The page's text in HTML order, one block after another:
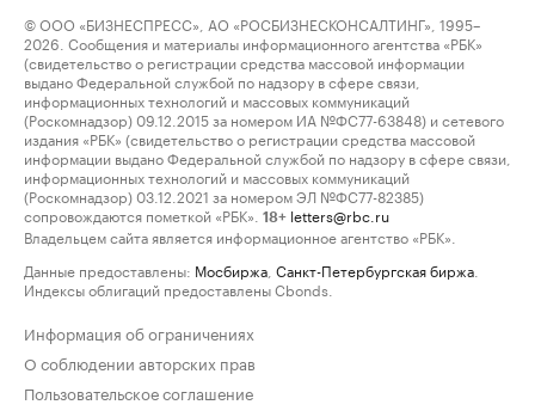
© ООО «БИЗНЕСПРЕСС», АО «РОСБИЗНЕСКОНСАЛТИНГ», 1995–
2026. Сообщения и материалы информационного агентства «РБК»
(свидетельство о регистрации средства массовой информации
выдано Федеральной службой по надзору в сфере связи,
информационных технологий и массовых коммуникаций
(Роскомнадзор) 09.12.2015 за номером ИА №ФС77-63848) и сетевого
издания «РБК» (свидетельство о регистрации средства массовой
информации выдано Федеральной службой по надзору в сфере связи,
информационных технологий и массовых коммуникаций
(Роскомнадзор) 03.12.2021 за номером ЭЛ №ФС77-82385)
сопровождаются пометкой «РБК».
18+ letters@rbc.ru
Владельцем сайта является информационное агентство «РБК».
Данные предоставлены: Мосбиржа Санкт-Петербургская биржа
Индексы облигаций предоставлены Cbonds.
Информация об ограничениях
О соблюдении авторских прав
Пользовательское соглашение